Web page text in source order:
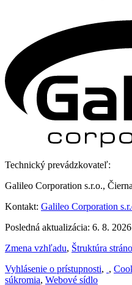
Technický prevádzkovateľ:
Galileo Corporation s.r.o.,
Kontakt: Galileo Corporation
Posledná aktualizácia: 6. 8. 2026
Zmena vzhľadu, Štruktúra
Vyhlásenie o prístupnosti, ,
súkromia, Webové sídlo